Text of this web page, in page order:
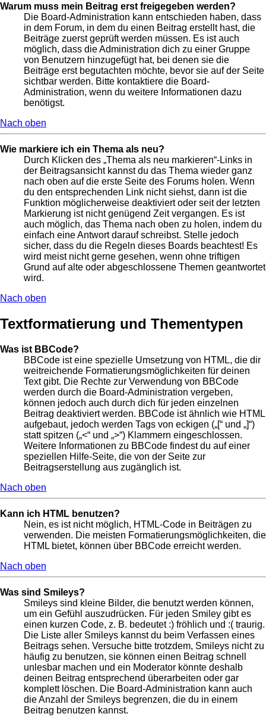
Warum muss mein Beitrag erst freigegeben werden?
Die Board-Administration kann entschieden haben, dass
in dem Forum, in dem du einen Beitrag erstellt hast, die
Beiträge zuerst geprüft werden müssen. Es ist auch
möglich, dass die Administration dich zu einer Gruppe
von Benutzern hinzugefügt hat, bei denen sie die
Beiträge erst begutachten möchte, bevor sie auf der Seite
sichtbar werden. Bitte kontaktiere die Board-
Administration, wenn du weitere Informationen dazu
benötigst.
Nach oben
Wie markiere ich ein Thema als neu?
Durch Klicken des „Thema als neu markieren“-Links in
der Beitragsansicht kannst du das Thema wieder ganz
nach oben auf die erste Seite des Forums holen. Wenn
du den entsprechenden Link nicht siehst, dann ist die
Funktion möglicherweise deaktiviert oder seit der letzten
Markierung ist nicht genügend Zeit vergangen. Es ist
auch möglich, das Thema nach oben zu holen, indem du
einfach eine Antwort darauf schreibst. Stelle jedoch
sicher, dass du die Regeln dieses Boards beachtest! Es
wird meist nicht gerne gesehen, wenn ohne triftigen
Grund auf alte oder abgeschlossene Themen geantwortet
wird.
Nach oben
Textformatierung und Thementypen
Was ist BBCode?
BBCode ist eine spezielle Umsetzung von HTML, die dir
weitreichende Formatierungsmöglichkeiten für deinen
Text gibt. Die Rechte zur Verwendung von BBCode
werden durch die Board-Administration vergeben,
können jedoch auch durch dich für jeden einzelnen
Beitrag deaktiviert werden. BBCode ist ähnlich wie HTML
aufgebaut, jedoch werden Tags von eckigen („[“ und „]“)
statt spitzen („<“ und „>“) Klammern eingeschlossen.
Weitere Informationen zu BBCode findest du auf einer
speziellen Hilfe-Seite, die von der Seite zur
Beitragserstellung aus zugänglich ist.
Nach oben
Kann ich HTML benutzen?
Nein, es ist nicht möglich, HTML-Code in Beiträgen zu
verwenden. Die meisten Formatierungsmöglichkeiten, die
HTML bietet, können über BBCode erreicht werden.
Nach oben
Was sind Smileys?
Smileys sind kleine Bilder, die benutzt werden können,
um ein Gefühl auszudrücken. Für jeden Smiley gibt es
einen kurzen Code, z. B. bedeutet :) fröhlich und :( traurig.
Die Liste aller Smileys kannst du beim Verfassen eines
Beitrags sehen. Versuche bitte trotzdem, Smileys nicht zu
häufig zu benutzen, sie können einen Beitrag schnell
unlesbar machen und ein Moderator könnte deshalb
deinen Beitrag entsprechend überarbeiten oder gar
komplett löschen. Die Board-Administration kann auch
die Anzahl der Smileys begrenzen, die du in einem
Beitrag benutzen kannst.